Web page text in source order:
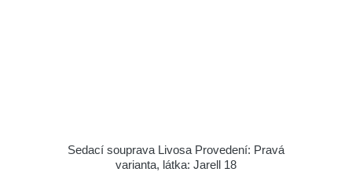
Sedací souprava Livosa Provedení: Pravá
varianta, látka: Jarell 18